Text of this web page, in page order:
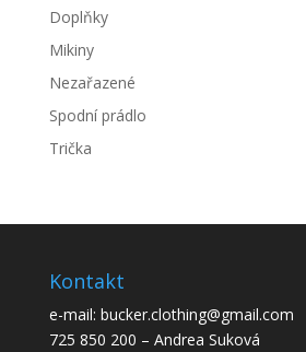
Doplňky
Mikiny
Nezařazené
Spodní prádlo
Trička
Kontakt
e-mail: bucker.clothing@gmail.com
725 850 200 – Andrea Suková